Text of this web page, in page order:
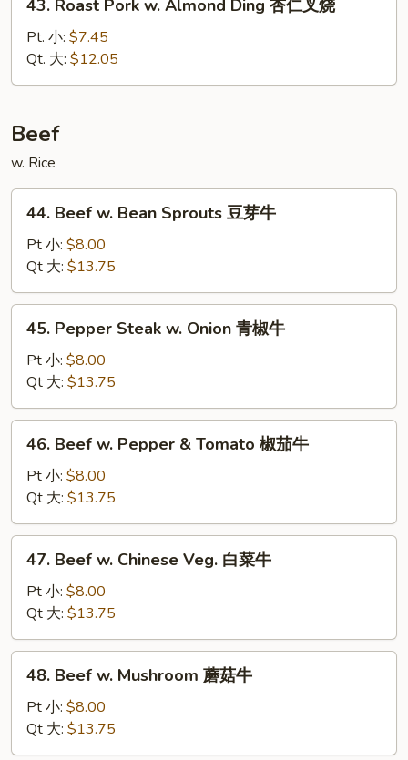
Roast
Pork
Almond
杏
仁
叉
烧
43. Roast Pork w. Almond Ding 杏仁叉烧
Pt. 小: $7.45
Qt. 大: $12.05
Beef
w. Rice
Beef
Bean
Sprouts
豆
44. Beef w. Bean Sprouts 豆芽牛
Pt 小: $8.00
Qt 大: $13.75
Pepper
Steak
Onion
青
45. Pepper Steak w. Onion 青椒牛
Pt 小: $8.00
Qt 大: $13.75
Beef
Pepper
&
Tomato
46. Beef w. Pepper & Tomato 椒茄牛
Pt 小: $8.00
Qt 大: $13.75
Beef
Chinese
Veg.
白
47. Beef w. Chinese Veg. 白菜牛
Pt 小: $8.00
Qt 大: $13.75
Beef
Mushroom
蘑
48. Beef w. Mushroom 蘑菇牛
Pt 小: $8.00
Qt 大: $13.75